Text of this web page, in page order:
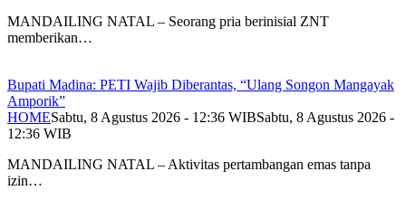
MANDAILING NATAL – Seorang pria berinisial ZNT
memberikan…
Bupati Madina: PETI Wajib Diberantas, “Ulang Songon Mangayak
Amporik”
HOMESabtu, 8 Agustus 2026 - 12:36 WIBSabtu, 8 Agustus 2026 -
12:36 WIB
MANDAILING NATAL – Aktivitas pertambangan emas tanpa
izin…